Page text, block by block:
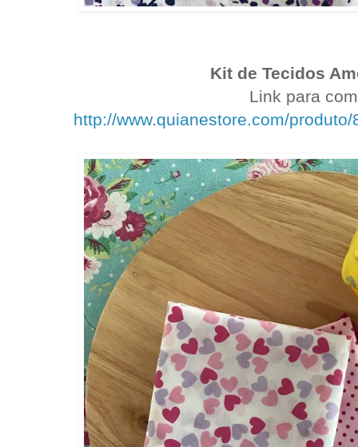
Kit de Tecidos
Link para
http://www.quianestore.com/